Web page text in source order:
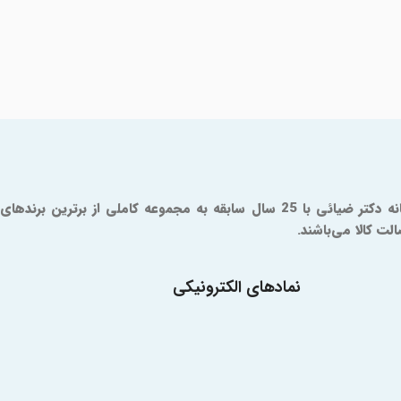
داروخانه آنلاین دکتر ضیائی یک مرجع مورد تایید سازمان و غذا و دارو است که از سال 1379 فعالیت خود را آغاز کرده است. شما در داروخانه دکتر ضیائی با 25 سال سابقه به مجموعه کاملی از برترین برندهای
کالا می‌باشند.
نمادهای الکترونیکی